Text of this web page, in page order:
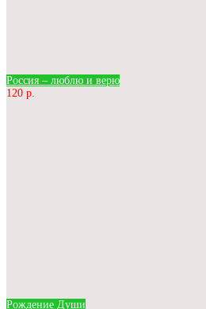
Россия – люблю и верю
120 р.
Рождение Души